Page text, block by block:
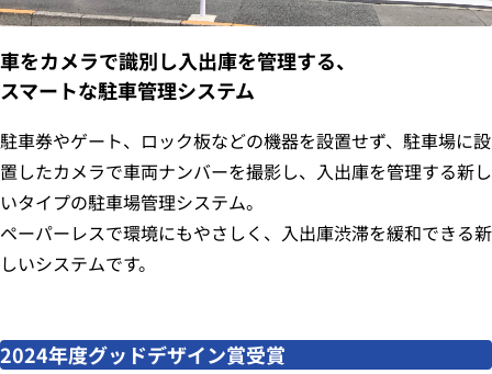
車をカメラで識別し入出庫を管理する、
スマートな駐車管理システム
駐車券やゲート、ロック板などの機器を設置せず、駐車場に設
置したカメラで車両ナンバーを撮影し、入出庫を管理する新し
いタイプの駐車場管理システム。
ペーパーレスで環境にもやさしく、入出庫渋滞を緩和できる新
しいシステムです。
2024年度グッドデザイン賞受賞